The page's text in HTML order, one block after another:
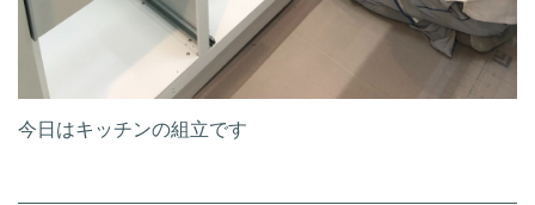
今日はキッチンの組立です